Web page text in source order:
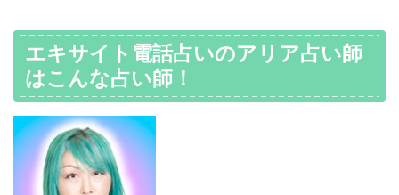
エキサイト電話占いのアリア占い師
はこんな占い師！